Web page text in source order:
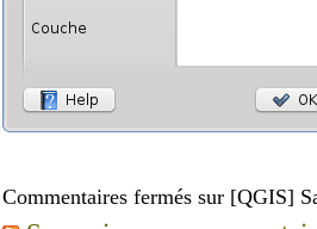
Commentaires fermés sur [QGIS]